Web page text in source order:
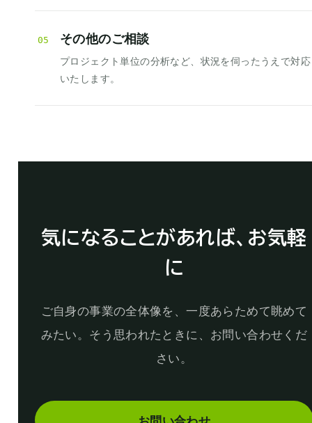
05 その他のご相談
プロジェクト単位の分析など、状況を伺ったうえで対応
いたします。
気になることがあれば、お気軽
に
ご自身の事業の全体像を、一度あらためて眺めて
みたい。そう思われたときに、お問い合わせくだ
さい。